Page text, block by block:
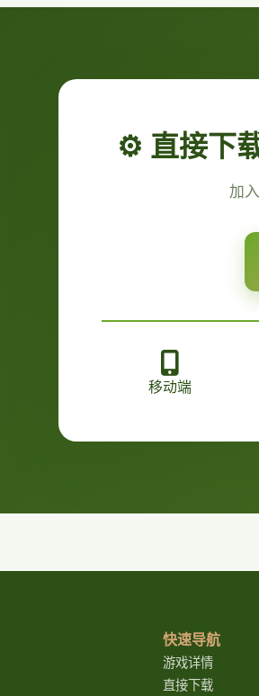
⚙️ 直接下
加
移动端
快速导航
游戏详情
直接下载